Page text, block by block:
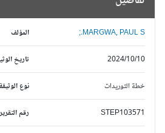
المؤلف MARGWA, PAUL S.;
تاريخ الوثيقة 2024/10/10
نوع الوثيقة خطة التوريدات
رقم التقرير STEP103571